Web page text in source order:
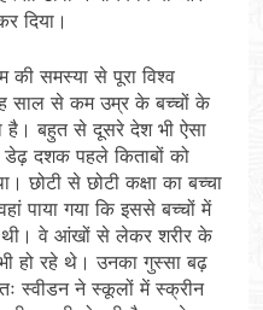
दिया।
की समस्या से पूरा विश्व
साल से कम उम्र के बच्चों के
है। बहुत से दूसरे देश भी ऐसा
दशक पहले किताबों को
छोटी से छोटी कक्षा का बच्चा
पाया गया कि इससे बच्चों में
थी। वे आंखों से लेकर शरीर के
हो रहे थे। उनका गुस्सा बढ़
स्वीडन ने स्कूलों में स्क्रीन